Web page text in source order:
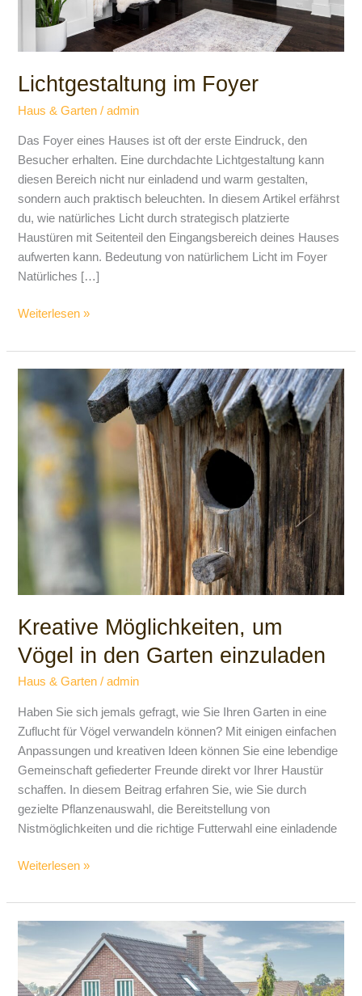
Lichtgestaltung im Foyer
Haus & Garten /admin
Das Foyer eines Hauses ist oft der erste Eindruck, den
Besucher erhalten. Eine durchdachte Lichtgestaltung kann
diesen Bereich nicht nur einladend und warm gestalten,
sondern auch praktisch beleuchten. In diesem Artikel erfährst
du, wie natürliches Licht durch strategisch platzierte
Haustüren mit Seitenteil den Eingangsbereich deines Hauses
aufwerten kann. Bedeutung von natürlichem Licht im Foyer
Natürliches […]
Weiterlesen »
Kreative Möglichkeiten, um
Vögel in den Garten einzuladen
Haus & Garten /admin
Haben Sie sich jemals gefragt, wie Sie Ihren Garten in eine
Zuflucht für Vögel verwandeln können? Mit einigen einfachen
Anpassungen und kreativen Ideen können Sie eine lebendige
Gemeinschaft gefiederter Freunde direkt vor Ihrer Haustür
schaffen. In diesem Beitrag erfahren Sie, wie Sie durch
gezielte Pflanzenauswahl, die Bereitstellung von
Nistmöglichkeiten und die richtige Futterwahl eine einladende
Möglichkeiten,
einzuladen
Weiterlesen »
Nachhaltige
Reinigungslösungen
Ihr